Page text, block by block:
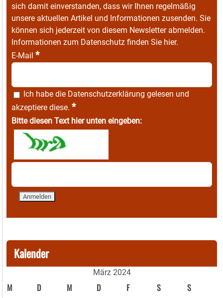
sich damit einverstanden, dass wir Ihnen regelmäßig
unsere aktuellen Artikel und Informationen zusenden. Sie
können sich jederzeit von diesem Newsletter abmelden.
Informationen zum Datenschutz finden Sie hier.
E-Mail *
Ich habe die Datenschutzerklärung gelesen und
akzeptiere diese. *
Bitte diesen Text hier unten eingeben:
Kalender
März 2024
M D M D F S S